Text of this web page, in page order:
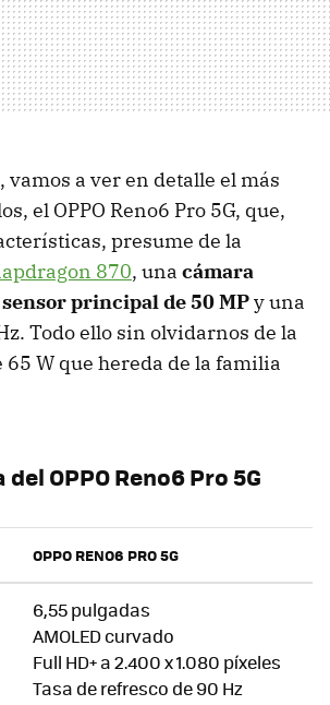
a ver en detalle el más
el OPPO Reno6 Pro 5G, que,
presume de la
870, una cámara
principal de 50 MPy una
Todo ello sin olvidarnos de la
W que hereda de la familia
OPPO Reno6 Pro 5G
OPPO RENO6 PRO 5G
6,55 pulgadas
AMOLED curvado
Full HD+ a 2.400 x 1.080 píxeles
Tasa de refresco de 90 Hz